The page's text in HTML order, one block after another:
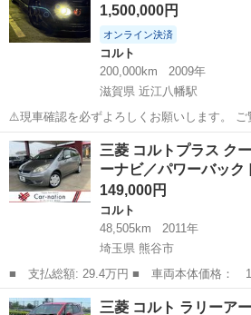
1,500,000円
オンライン決済
コルト
200,000km
2009年
滋賀県 近江八幡駅
⚠️現車確認を必ずよろしくお願いします。 ご覧頂きありがとうござい
ます。 三菱 コルトラリーアートVer.Rの出
式の後期型モデルとなります。 車庫にナンバーを外して置いておこう
と思っていましたが...
滋賀 近江八幡市 近江八幡駅 コル
三菱 コルトプラス ク
ーナビ／パワーバッ
149,000円
コルト
48,505km
2011年
埼玉県 熊谷市
■ 支払総額: 29.4万円 ■ 車両本体価格： 149,000 円 ■ メーカー
名： 三菱 ■ 車種名： コルトプラス ■
リー 純正メモリーナビ／パワーバックドア
埼玉 熊谷市 コルト
三菱 コルト ラリー